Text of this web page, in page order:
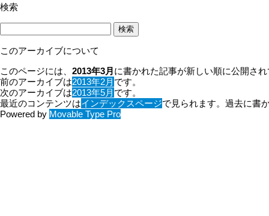
検索
このアーカイブについて
このページには、 2013年3月 に書かれた記事が新しい順に公開さ
前のアーカイブは2013年2月 です。
次のアーカイブは2013年5月 です。
最近のコンテンツはインデックスページで見られます。過去に書
Powered by Movable Type Pro